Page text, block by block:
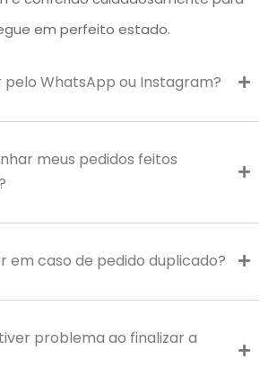
em perfeito estado.
WhatsApp ou Instagram?
meus pedidos feitos
em caso de pedido duplicado?
problema ao finalizar a